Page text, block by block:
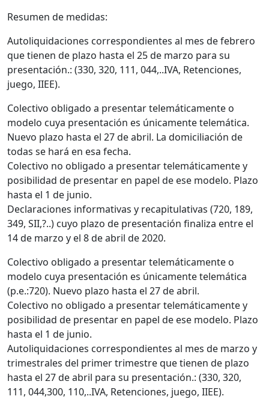
Resumen de medidas:
Autoliquidaciones correspondientes al mes de febrero
que tienen de plazo hasta el 25 de marzo para su
presentación.: (330, 320, 111, 044,..IVA, Retenciones,
juego, IIEE).
Colectivo obligado a presentar telemáticamente o
modelo cuya presentación es únicamente telemática.
Nuevo plazo hasta el 27 de abril. La domiciliación de
todas se hará en esa fecha.
Colectivo no obligado a presentar telemáticamente y
posibilidad de presentar en papel de ese modelo. Plazo
hasta el 1 de junio.
Declaraciones informativas y recapitulativas (720, 189,
349, SII,?..) cuyo plazo de presentación finaliza entre el
14 de marzo y el 8 de abril de 2020.
Colectivo obligado a presentar telemáticamente o
modelo cuya presentación es únicamente telemática
(p.e.:720). Nuevo plazo hasta el 27 de abril.
Colectivo no obligado a presentar telemáticamente y
posibilidad de presentar en papel de ese modelo. Plazo
hasta el 1 de junio.
Autoliquidaciones correspondientes al mes de marzo y
trimestrales del primer trimestre que tienen de plazo
hasta el 27 de abril para su presentación.: (330, 320,
111, 044,300, 110,..IVA, Retenciones, juego, IIEE).